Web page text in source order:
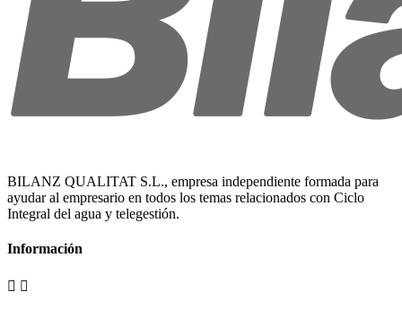
BILANZ QUALITAT S.L., empresa independiente formada para
ayudar al empresario en todos los temas relacionados con Ciclo
Integral del agua y telegestión.
Información
 